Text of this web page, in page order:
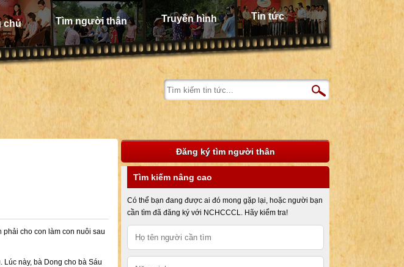
chủ Tìm người thân Truyền hình Tin tức
phải cho con làm con nuôi sau
này, bà Dong cho bà Sáu
Đăng ký tìm người thân
Tìm kiếm nâng cao
Có thể bạn đang được ai đó mong gặp lại, hoặc người bạn
cần tìm đã đăng ký với NCHCCCL. Hãy kiểm tra!